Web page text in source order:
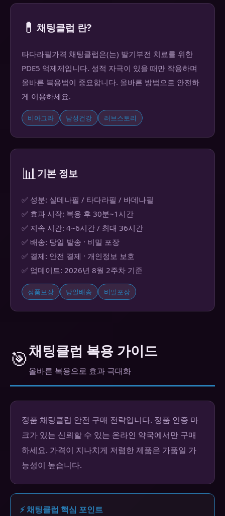
💊 채팅클럽 란?
타다라필가격 채팅클럽은(는) 발기부전 치료를 위한
PDE5 억제제입니다. 성적 자극이 있을 때만 작용하며
올바른 복용법이 중요합니다. 올바른 방법으로 안전하
게 이용하세요.
비아그라 남성건강 러브스토리
📊기본 정보
✅ 성분: 실데나필 / 타다라필 / 바데나필
✅ 효과 시작: 복용 후 30분~1시간
✅ 지속 시간: 4~6시간 / 최대 36시간
✅ 배송: 당일 발송 · 비밀 포장
✅ 결제: 안전 결제 · 개인정보 보호
✅ 업데이트: 2026년 8월 2주차 기준
정품보장 당일배송 비밀포장
🎯채팅클럽 복용 가이드
올바른 복용으로 효과 극대화
정품 채팅클럽 안전 구매 전략입니다. 정품 인증 마
크가 있는 신뢰할 수 있는 온라인 약국에서만 구매
하세요. 가격이 지나치게 저렴한 제품은 가품일 가
능성이 높습니다.
⚡ 채팅클럽 핵심 포인트